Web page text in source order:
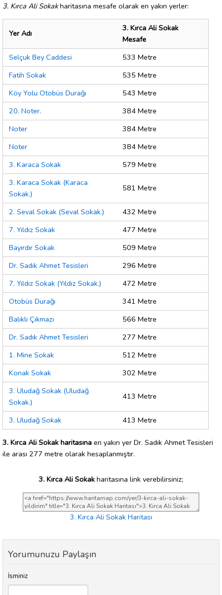
3. Kırca Ali Sokakharitasına mesafe olarak en yakın yerler:
Yer Adı
3. Kırca Ali Sokak
Mesafe
Selçuk Bey Caddesi
533 Metre
Fatih Sokak
535 Metre
Köy Yolu Otobüs Durağı
543 Metre
20. Noter.
384 Metre
Noter
384 Metre
Noter
384 Metre
3. Karaca Sokak
579 Metre
3. Karaca Sokak (Karaca
Sokak.)
581 Metre
2. Seval Sokak (Seval Sokak.)
432 Metre
7. Yıldız Sokak
477 Metre
Bayırdır Sokak
509 Metre
Dr. Sadık Ahmet Tesisleri
296 Metre
7. Yıldız Sokak (Yıldız Sokak.)
472 Metre
Otobüs Durağı
341 Metre
Balıklı Çıkmazı
566 Metre
Dr. Sadık Ahmet Tesisleri
277 Metre
1. Mine Sokak
512 Metre
Konak Sokak
302 Metre
3. Uludağ Sokak (Uludağ
Sokak.)
413 Metre
3. Uludağ Sokak 413 Metre
3. Kırca Ali Sokak haritasına en yakın yer Dr. Sadık Ahmet Tesisleri
ile arası 277 metre olarak hesaplanmıştır.
3. Kırca Ali Sokak haritasına link verebilirsiniz;
3. Kırca Ali Sokak Haritası
Yorumunuzu Paylaşın
İsminiz